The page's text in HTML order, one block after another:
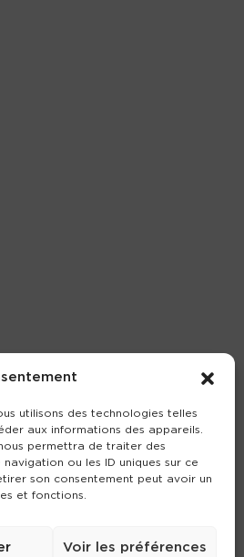
utilisons des technologies telles
aux informations des appareils.
permettra de traiter des
ou les ID uniques sur ce
son consentement peut avoir un
et fonctions.
Voir les préférences